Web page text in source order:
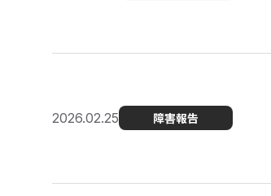
2026.02.25 障害報告